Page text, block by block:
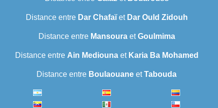
Distance entre Dar Chafaïet Dar Ould Zidouh
Distance entre MansouraetGoulmima
Distance entre Ain Mediounaet Karia Ba Mohamed
Distance entre Boulaouane etTabouda